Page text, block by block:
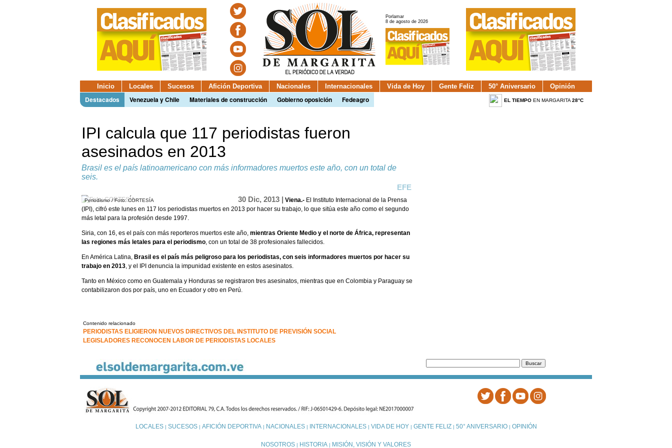
Porlamar
8 de agosto de 2026
Inicio Locales Sucesos Afición Deportiva Nacionales Internacionales Vida de Hoy Gente Feliz 50° Aniversario Opinión
Destacados Venezuela y Chile Materiales de construcción Gobierno oposición Fedeagro EL TIEMPOEN MARGARITA 28°C
IPI calcula que 117 periodistas fueron
asesinados en 2013
Brasil es el país latinoamericano con más informadores muertos este año, con un total de
seis.
EFE
Periodismo / Foto: CORTESÍA 30 Dic, 2013 | Viena.- El Instituto Internacional de la Prensa
(IPI), cifró este lunes en 117 los periodistas muertos en 2013 por hacer su trabajo, lo que sitúa este año como el segundo
más letal para la profesión desde 1997.
Siria, con 16, es el país con más reporteros muertos este año, mientras Oriente Medio y el norte de África, representan
las regiones más letales para el periodismo, con un total de 38 profesionales fallecidos.
En América Latina, Brasil es el país más peligroso para los periodistas, con seis informadores muertos por hacer su
trabajo en 2013, y el IPI denuncia la impunidad existente en estos asesinatos.
Tanto en México como en Guatemala y Honduras se registraron tres asesinatos, mientras que en Colombia y Paraguay se
contabilizaron dos por país, uno en Ecuador y otro en Perú.
Contenido relacionado
PERIODISTAS ELIGIERON NUEVOS DIRECTIVOS DEL INSTITUTO DE PREVISIÓN SOCIAL
LEGISLADORES RECONOCEN LABOR DE PERIODISTAS LOCALES
LOCALES| SUCESOS| AFICIÓN DEPORTIVA| NACIONALES| INTERNACIONALES| VIDA DE HOY | GENTE FELIZ| 50° ANIVERSARIO| OPINIÓN
NOSOTROS | HISTORIA | MISIÓN, VISIÓN Y VALORES